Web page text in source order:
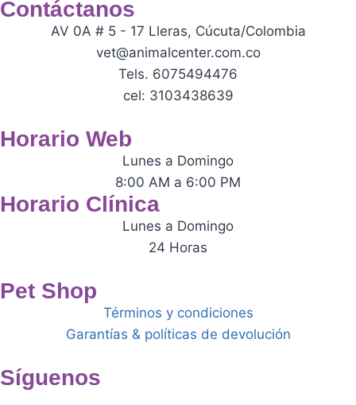
Contáctanos
AV 0A # 5 - 17 Lleras, Cúcuta/Colombia
vet@animalcenter.com.co
Tels. 6075494476
cel: 3103438639
Horario Web
Lunes a Domingo
8:00 AM a 6:00 PM
Horario Clínica
Lunes a Domingo
24 Horas
Pet Shop
Términos y condiciones
Garantías & políticas de devolución
Síguenos